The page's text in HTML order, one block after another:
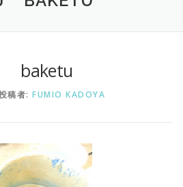
baketu
稿者: FUMIO KADOYA